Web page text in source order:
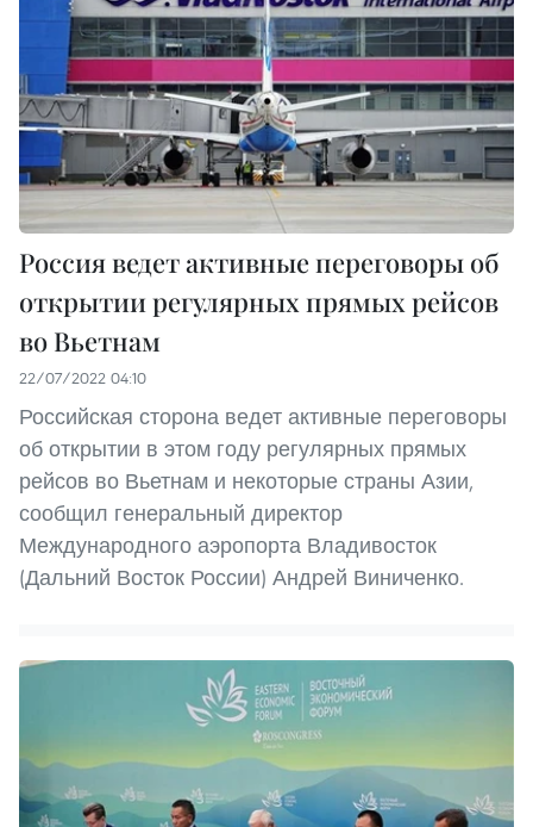
Россия ведет активные переговоры об
открытии регулярных прямых рейсов
во Вьетнам
22/07/2022 04:10
Российская сторона ведет активные переговоры
об открытии в этом году регулярных прямых
рейсов во Вьетнам и некоторые страны Азии,
сообщил генеральный директор
Международного аэропорта Владивосток
(Дальний Восток России) Андрей Виниченко.